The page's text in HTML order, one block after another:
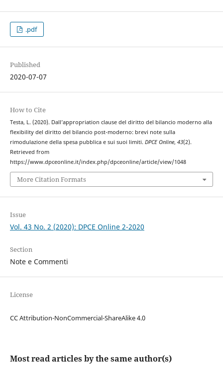
.pdf
Published
2020-07-07
How to Cite
Testa, L. (2020). Dall’appropriation clause del diritto del bilancio moderno alla
flexibility del diritto del bilancio post-moderno: brevi note sulla
rimodulazione della spesa pubblica e sui suoi limiti. DPCE Online, 43(2).
Retrieved from
https://www.dpceonline.it/index.php/dpceonline/article/view/1048
More Citation Formats
Issue
Vol. 43 No. 2 (2020): DPCE Online 2-2020
Section
Note e Commenti
License
CC Attribution-NonCommercial-ShareAlike 4.0
Most read articles by the same author(s)